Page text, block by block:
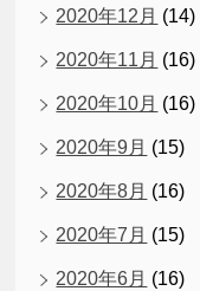
2020年12月 (14)
2020年11月 (16)
2020年10月 (16)
2020年9月 (15)
2020年8月 (16)
2020年7月 (15)
2020年6月 (16)